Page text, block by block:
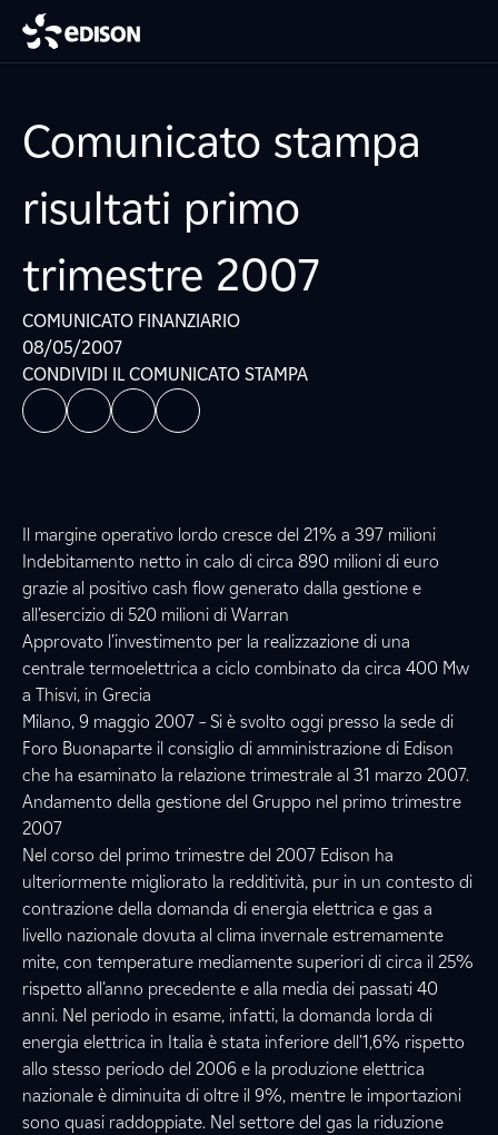
Comunicato stampa
risultati primo
trimestre 2007
COMUNICATO FINANZIARIO
08/05/2007
CONDIVIDI IL COMUNICATO STAMPA
Il margine operativo lordo cresce del 21% a 397 milioni
Indebitamento netto in calo di circa 890 milioni di euro
grazie al positivo cash flow generato dalla gestione e
all’esercizio di 520 milioni di Warran
Approvato l’investimento per la realizzazione di una
centrale termoelettrica a ciclo combinato da circa 400 Mw
a Thisvi, in Grecia
Milano, 9 maggio 2007 – Si è svolto oggi presso la sede di
Foro Buonaparte il consiglio di amministrazione di Edison
che ha esaminato la relazione trimestrale al 31 marzo 2007.
Andamento della gestione del Gruppo nel primo trimestre
2007
Nel corso del primo trimestre del 2007 Edison ha
ulteriormente migliorato la redditività, pur in un contesto di
contrazione della domanda di energia elettrica e gas a
livello nazionale dovuta al clima invernale estremamente
mite, con temperature mediamente superiori di circa il 25%
rispetto all’anno precedente e alla media dei passati 40
anni. Nel periodo in esame, infatti, la domanda lorda di
energia elettrica in Italia è stata inferiore dell’1,6% rispetto
allo stesso periodo del 2006 e la produzione elettrica
nazionale è diminuita di oltre il 9%, mentre le importazioni
sono quasi raddoppiate. Nel settore del gas la riduzione